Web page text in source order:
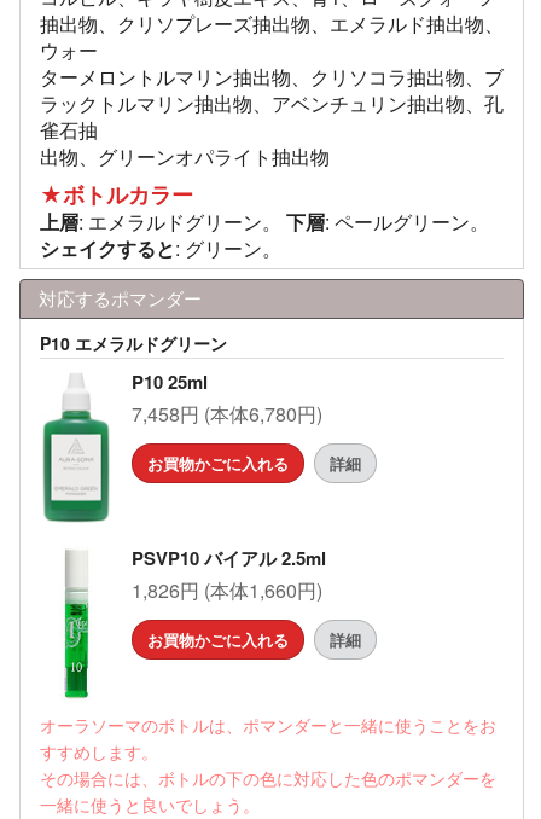
抽出物、クリソプレーズ抽出物、エメラルド抽出物、
ウォー
ターメロントルマリン抽出物、クリソコラ抽出物、ブ
ラックトルマリン抽出物、アベンチュリン抽出物、孔
雀石抽
出物、グリーンオパライト抽出物
★ボトルカラー
上層: エメラルドグリーン。 下層: ペールグリーン。
シェイクすると: グリーン。
対応するポマンダー
P10 エメラルドグリーン
P10 25ml
7,458円 (本体6,780円)
お買物かごに入れる 詳細
PSVP10 バイアル 2.5ml
1,826円 (本体1,660円)
お買物かごに入れる 詳細
オーラソーマのボトルは、ポマンダーと一緒に使うことをお
すすめします。
その場合には、ボトルの下の色に対応した色のポマンダーを
一緒に使うと良いでしょう。